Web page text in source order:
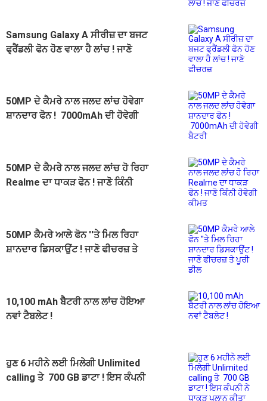
Samsung Galaxy A ਸੀਰੀਜ਼ ਦਾ ਬਜਟ
ਫ੍ਰੈਂਡਲੀ ਫੋਨ ਹੋਣ ਵਾਲਾ ਹੈ ਲਾਂਚ ! ਜਾਣੋ
50MP ਦੇ ਕੈਮਰੇ ਨਾਲ ਜਲਦ ਲਾਂਚ ਹੋਵੇਗਾ
ਸ਼ਾਨਦਾਰ ਫੋਨ ! 7000mAh ਦੀ ਹੋਵੇਗੀ
50MP ਦੇ ਕੈਮਰੇ ਨਾਲ ਜਲਦ ਲਾਂਚ ਹੋ ਰਿਹਾ
Realme ਦਾ ਧਾਕੜ ਫੋਨ ! ਜਾਣੋ ਕਿੰਨੀ
50MP ਕੈਮਰੇ ਆਲੇ ਫੋਨ ''ਤੇ ਮਿਲ ਰਿਹਾ
ਸ਼ਾਨਦਾਰ ਡਿਸਕਾਉਂਟ ! ਜਾਣੋ ਫੀਚਰਜ਼ ਤੇ
10,100 mAh ਬੈਟਰੀ ਨਾਲ ਲਾਂਚ ਹੋਇਆ
ਨਵਾਂ ਟੈਬਲੇਟ !
ਹੁਣ 6 ਮਹੀਨੇ ਲਈ ਮਿਲੇਗੀ Unlimited
calling ਤੇ 700 GB ਡਾਟਾ ! ਇਸ ਕੰਪਨੀ